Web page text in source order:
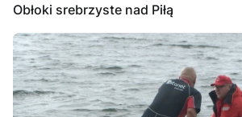
Obłoki srebrzyste nad Piłą